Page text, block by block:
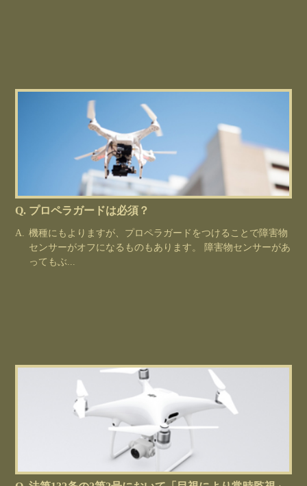
プロペラガードは必須？
機種にもよりますが、プロペラガードをつけることで障害物
センサーがオフになるものもあります。 障害物センサーがあ
ってもぶ...